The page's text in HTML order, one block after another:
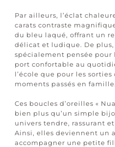
Par ailleurs, l’éclat
carats contraste
du bleu laqué, offrant un
délicat et ludique. De
spécialement pensée pour
port confortable au
l’école que pour les
moments passés en famille.
Ces boucles d’oreilles «
bien plus qu’un simple
univers tendre, rassurant
Ainsi, elles deviennent un
accompagner une petite